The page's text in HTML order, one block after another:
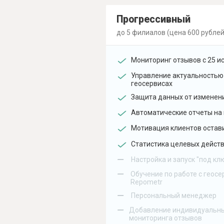
Прогрессивный
до 5 филиалов (цена 600
Мониторинг отзывов с 25
Управление
геосервисах
Защита данных от
Автоматические отчеты на
Мотивация клиентов
Статистика целевых
– Настройка и запуск "под
–
Обучение по работе с
Repometr
– Персональный менеджер
–
Добавление
мониторинга отзывов